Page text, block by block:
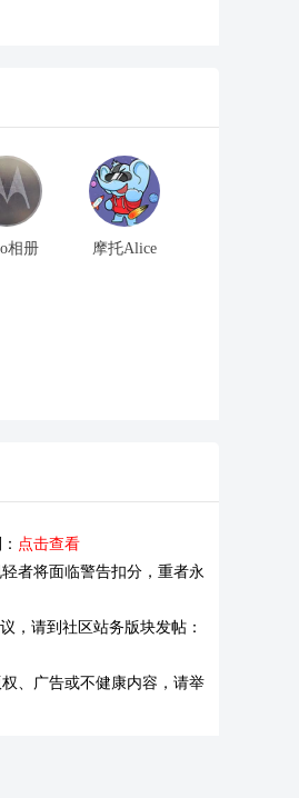
相册 摩托Alice
点击查看
者将面临警告扣分，重者永
，请到社区站务版块发帖：
、广告或不健康内容，请举